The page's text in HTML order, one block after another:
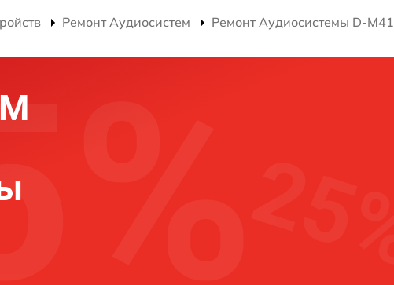
Ремонт Аудиосистем Ремонт Аудиосистемы D-M41